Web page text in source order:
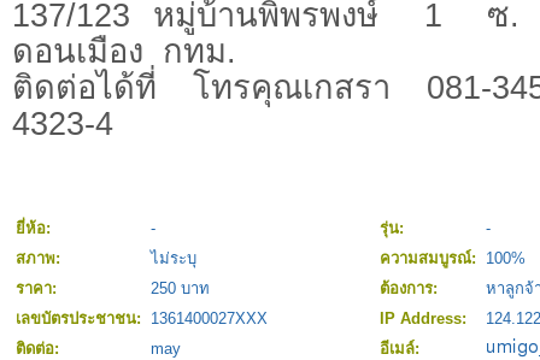
137/123 หมู่บ้านพิพรพงษ์ 1 ซ.
ดอนเมือง กทม.
ติดต่อได้ที่ โทรคุณเกสรา 081-
4323-4
ยี่ห้อ: - รุ่น:
-
สภาพ:
ไม่ระบุ ความสมบูรณ์:
100%
ราคา:
250 บาท ต้องการ:
หาลูกจ้
เลขบัตรประชาชน:
1361400027XXX IP Address:
ติดต่อ:
may
อีเมล์: